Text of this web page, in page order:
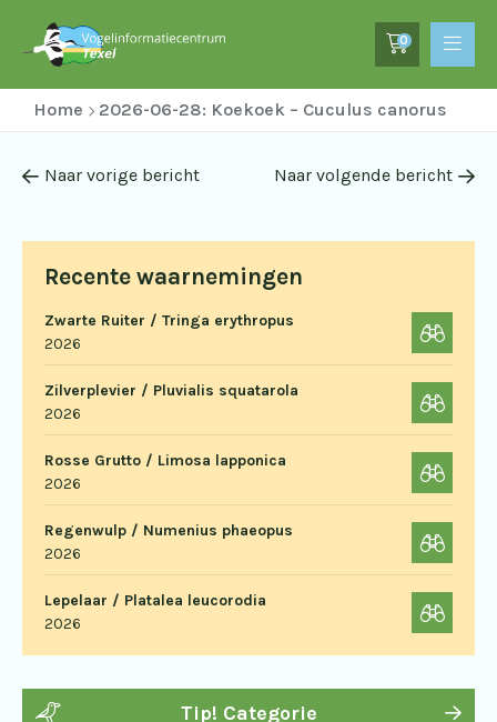
0
Home 2026-06-28: Koekoek – Cuculus canorus
Recente waarnemingen
Zwarte Ruiter / Tringa erythropus
2026
Zilverplevier / Pluvialis squatarola
2026
Rosse Grutto / Limosa lapponica
2026
Regenwulp / Numenius phaeopus
2026
Lepelaar / Platalea leucorodia
2026
Tip! Categorie
Naar vorige bericht Naar volgende bericht